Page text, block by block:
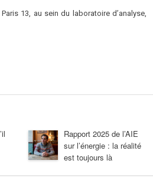
13, au sein du laboratoire d’analyse,
Rapport 2025 de l’AIE
sur l’énergie : la réalité
est toujours là